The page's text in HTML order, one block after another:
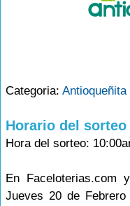
Categoria: Antioqueñita
Horario del sorteo
Hora del sorteo:
En Faceloterias.com
Jueves 20 de